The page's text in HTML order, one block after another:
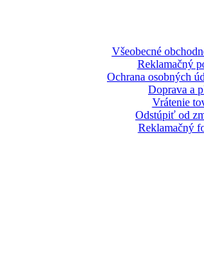
Všeobecné
Reklamačný
Ochrana osobných
Doprava a
Vrátenie
Odstúpiť od
Reklamačný